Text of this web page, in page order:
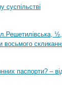
суспільстві
восьмого
паспорти? –